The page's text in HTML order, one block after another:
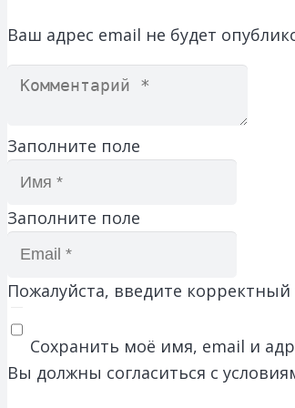
Ваш адрес email не будет
Заполните поле
Заполните поле
Пожалуйста, введите корректный
Сохранить моё имя, email и
Вы должны согласиться с